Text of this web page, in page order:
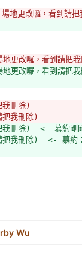
更改囉，看到請把
更改囉，看到請把
更改囉，看到請把
刪除)
我刪除)
我刪除)  <- 慕約剛
我刪除)  <- 慕約
Wu